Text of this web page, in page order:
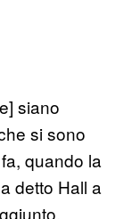
siano
si sono
quando la
detto Hall a